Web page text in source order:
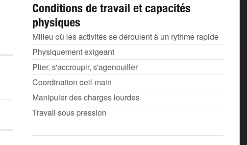
Conditions de travail et capacités
physiques
Milieu où les activités se déroulent à un rythme rapide
Physiquement exigeant
Plier, s'accroupir, s'agenouiller
Coordination oeil-main
Manipuler des charges lourdes
Travail sous pression